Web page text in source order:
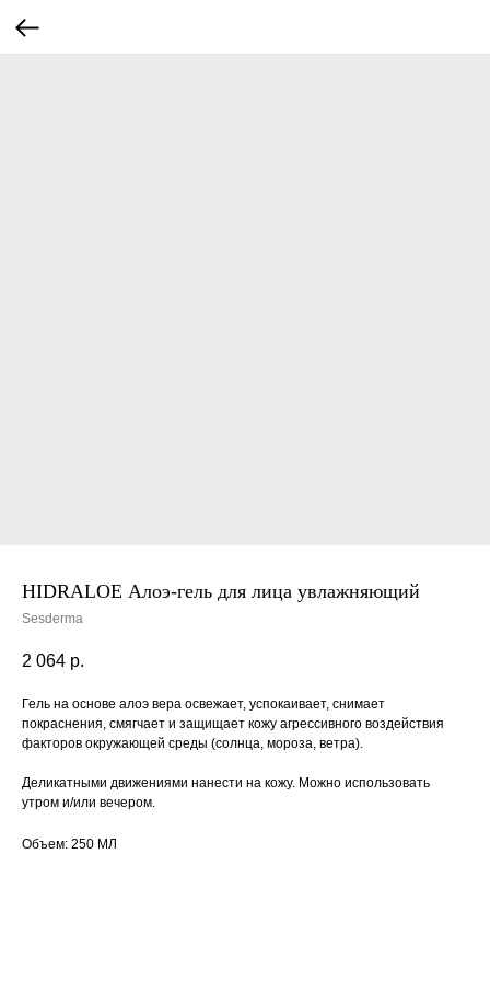
HIDRALOE Алоэ-гель для лица увлажняющий
Sesderma
2 064 р.
Гель на основе алоэ вера освежает, успокаивает, снимает
покраснения, смягчает и защищает кожу агрессивного воздействия
факторов окружающей среды (солнца, мороза, ветра).
Деликатными движениями нанести на кожу. Можно использовать
утром и/или вечером.
Объем: 250 МЛ